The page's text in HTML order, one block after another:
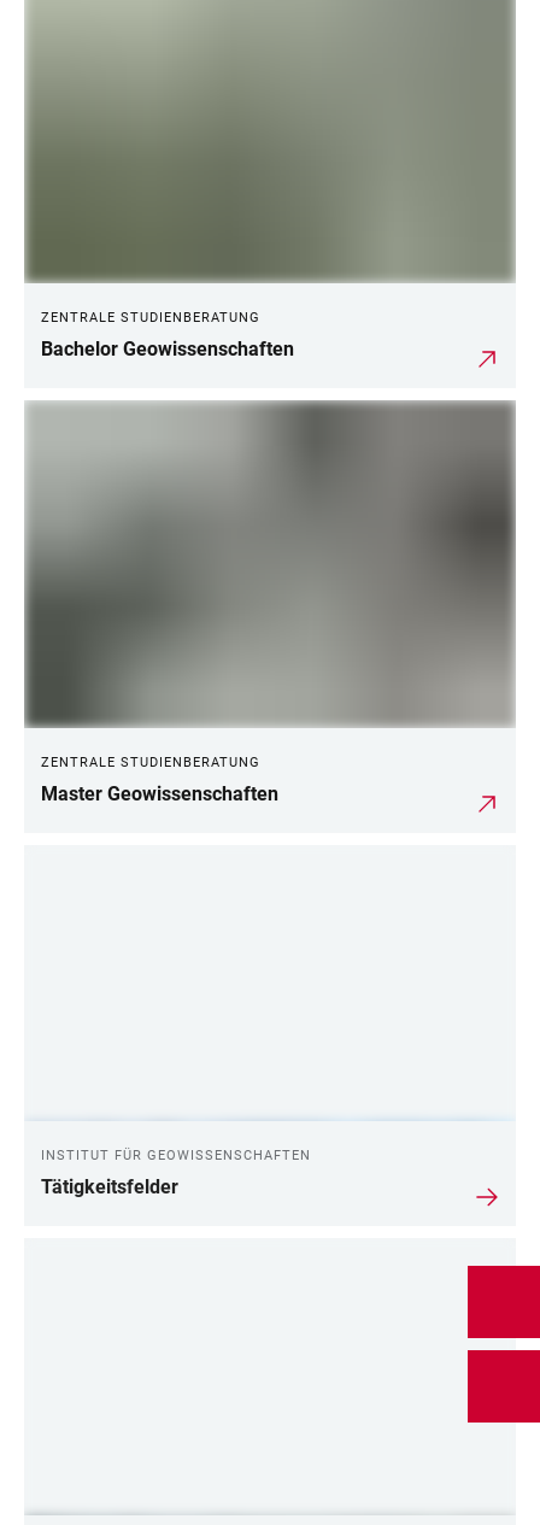
ZENTRALE STUDIENBERATUNG
Bachelor Geowissenschaften
ZENTRALE STUDIENBERATUNG
Master Geowissenschaften
INSTITUT FÜR GEOWISSENSCHAFTEN
Tätigkeitsfelder